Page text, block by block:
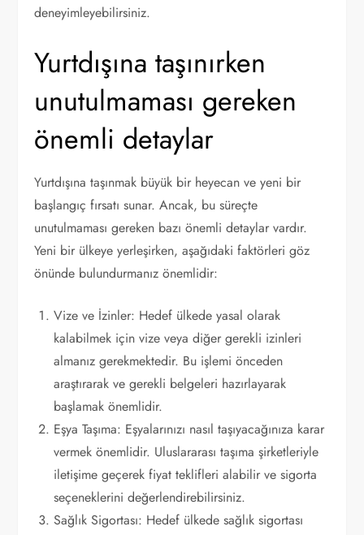
deneyimleyebilirsiniz.
Yurtdışına taşınırken
unutulmaması gereken
önemli detaylar
Yurtdışına taşınmak büyük bir heyecan ve yeni bir
başlangıç fırsatı sunar. Ancak, bu süreçte
unutulmaması gereken bazı önemli detaylar vardır.
Yeni bir ülkeye yerleşirken, aşağıdaki faktörleri göz
önünde bulundurmanız önemlidir:
Vize ve İzinler: Hedef ülkede yasal olarak
kalabilmek için vize veya diğer gerekli izinleri
almanız gerekmektedir. Bu işlemi önceden
araştırarak ve gerekli belgeleri hazırlayarak
başlamak önemlidir.
Eşya Taşıma: Eşyalarınızı nasıl taşıyacağınıza karar
vermek önemlidir. Uluslararası taşıma şirketleriyle
iletişime geçerek fiyat teklifleri alabilir ve sigorta
seçeneklerini değerlendirebilirsiniz.
Sağlık Sigortası: Hedef ülkede sağlık sigortası